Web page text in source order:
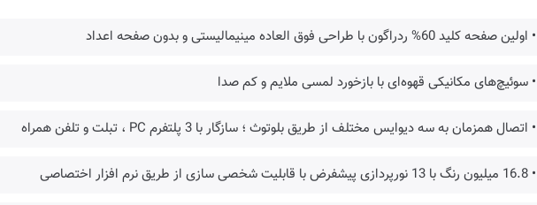
• اولین صفحه کلید 60% ردراگون با طراحی فوق العاده مینیمالیستی و بدون صفحه اعداد
• سوئیچ‌های مکانیکی قهوه‌ای با بازخورد لمسی ملایم و کم ‌صدا
• اتصال همزمان به سه دیوایس مختلف از طریق بلوتوث ؛ سازگار با 3 پلتفرم PC ، تبلت و تلفن همراه
• 16.8 میلیون رنگ با 13 نورپردازی پیشفرض با قابلیت شخصی سازی از طریق نرم افزار اختصاصی